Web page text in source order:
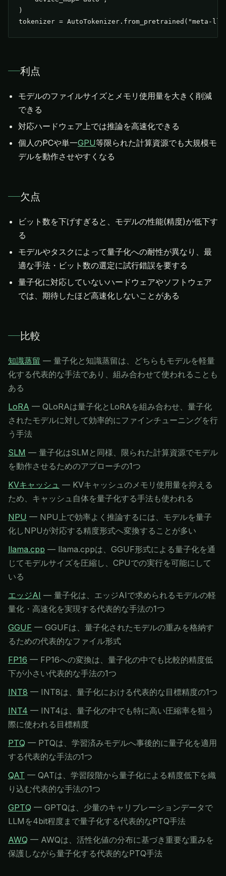
)
tokenizer = AutoTokenizer.from_pretrained("meta-
利点
モデルのファイルサイズとメモリ使用量を大きく削減
できる
対応ハードウェア上では推論を高速化できる
個人のPCや単一GPU等限られた計算資源でも大規模モ
デルを動作させやすくなる
欠点
ビット数を下げすぎると、モデルの性能(精度)が低下す
る
モデルやタスクによって量子化への耐性が異なり、最
適な手法・ビット数の選定に試行錯誤を要する
量子化に対応していないハードウェアやソフトウェア
では、期待したほど高速化しないことがある
比較
知識蒸留 — 量子化と知識蒸留は、どちらもモデルを軽量
化する代表的な手法であり、組み合わせて使われることも
ある
LoRA — QLoRAは量子化とLoRAを組み合わせ、量子化
されたモデルに対して効率的にファインチューニングを行
う手法
SLM — 量子化はSLMと同様、限られた計算資源でモデル
を動作させるためのアプローチの1つ
KVキャッシュ — KVキャッシュのメモリ使用量を抑える
ため、キャッシュ自体を量子化する手法も使われる
NPU — NPU上で効率よく推論するには、モデルを量子
化しNPUが対応する精度形式へ変換することが多い
llama.cpp — llama.cppは、GGUF形式による量子化を通
じてモデルサイズを圧縮し、CPUでの実行を可能にして
いる
エッジAI — 量子化は、エッジAIで求められるモデルの軽
量化・高速化を実現する代表的な手法の1つ
GGUF — GGUFは、量子化されたモデルの重みを格納す
るための代表的なファイル形式
FP16 — FP16への変換は、量子化の中でも比較的精度低
下が小さい代表的な手法の1つ
INT8 — INT8は、量子化における代表的な目標精度の1つ
INT4 — INT4は、量子化の中でも特に高い圧縮率を狙う
際に使われる目標精度
PTQ — PTQは、学習済みモデルへ事後的に量子化を適用
する代表的な手法の1つ
QAT — QATは、学習段階から量子化による精度低下を織
り込む代表的な手法の1つ
GPTQ — GPTQは、少量のキャリブレーションデータで
LLMを4bit程度まで量子化する代表的なPTQ手法
AWQ — AWQは、活性化値の分布に基づき重要な重みを
保護しながら量子化する代表的なPTQ手法